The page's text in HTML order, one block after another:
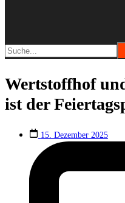
Wertstoffhof
ist der
15. Dezember 2025